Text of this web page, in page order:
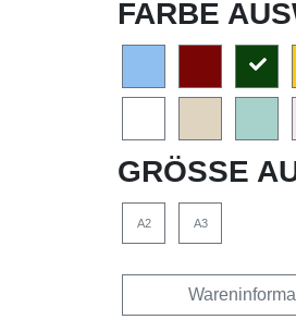
FARBE
GRÖSSE
A2 A3